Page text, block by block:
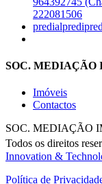
222081506
SOC.
Imóveis
Contactos
SOC. MEDIAÇÃO
Todos os direitos
Innovation &
Política de